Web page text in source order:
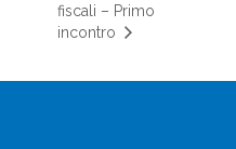
fiscali – Primo
incontro